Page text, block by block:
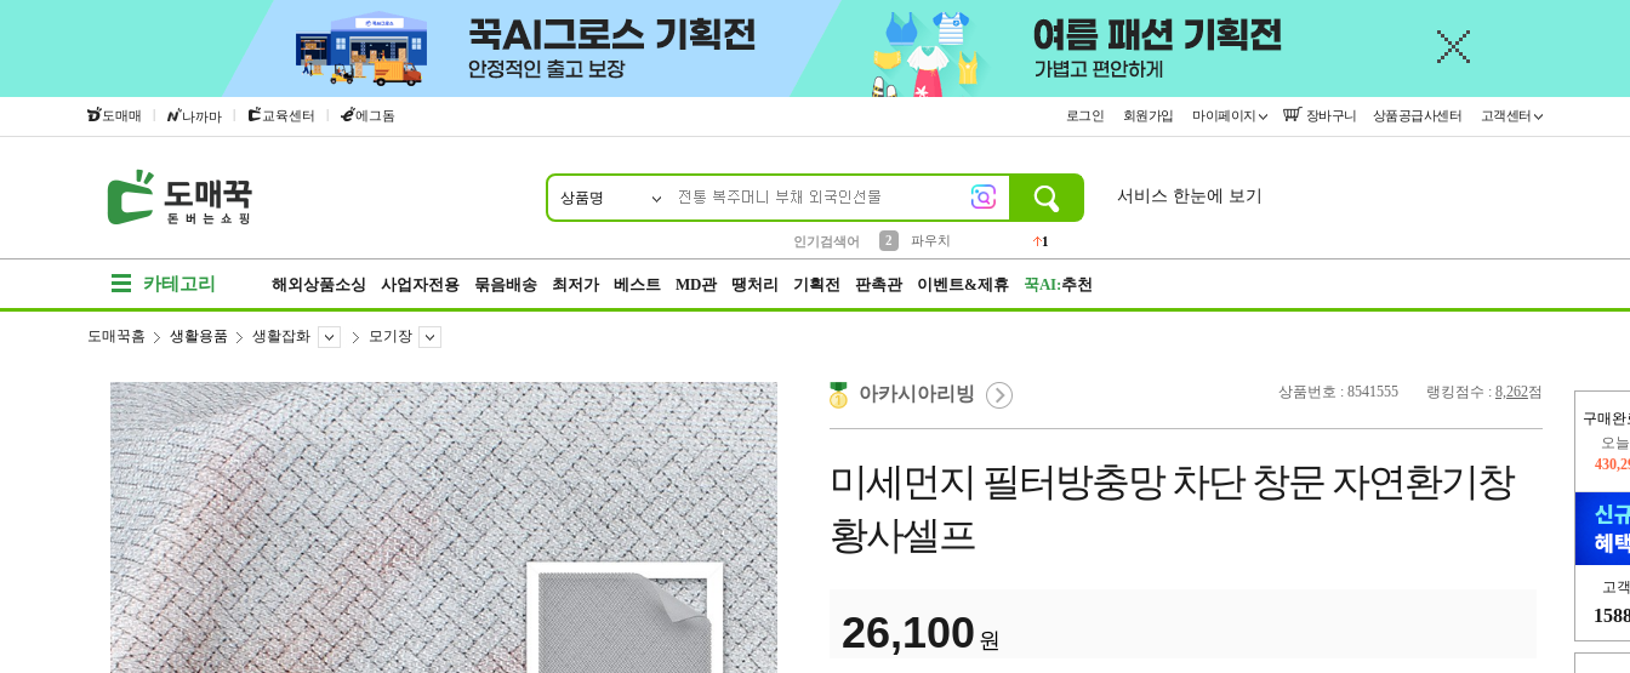
도매매 | 나까마 | 교육센터 | 에그돔 로그인 회원가입 마이페이지 장바구니 상품공급사센터 고객센터
상품명
인기검색어
2
파우치
1
서비스 한눈에 보기
카테고리 해외상품소싱 사업자전용 묶음배송 최저가 베스트 MD관 땡처리 기획전 판촉관 이벤트&제휴 꾹AI:추천
구매완
오
고
도매꾹홈 생활용품 생활잡화 모기장
상품번호 : 8541555 랭킹점수 : 8,262점
아카시아리빙
미세먼지 필터방충망 차단 창문 자연환기창
황사셀프
26,100 원